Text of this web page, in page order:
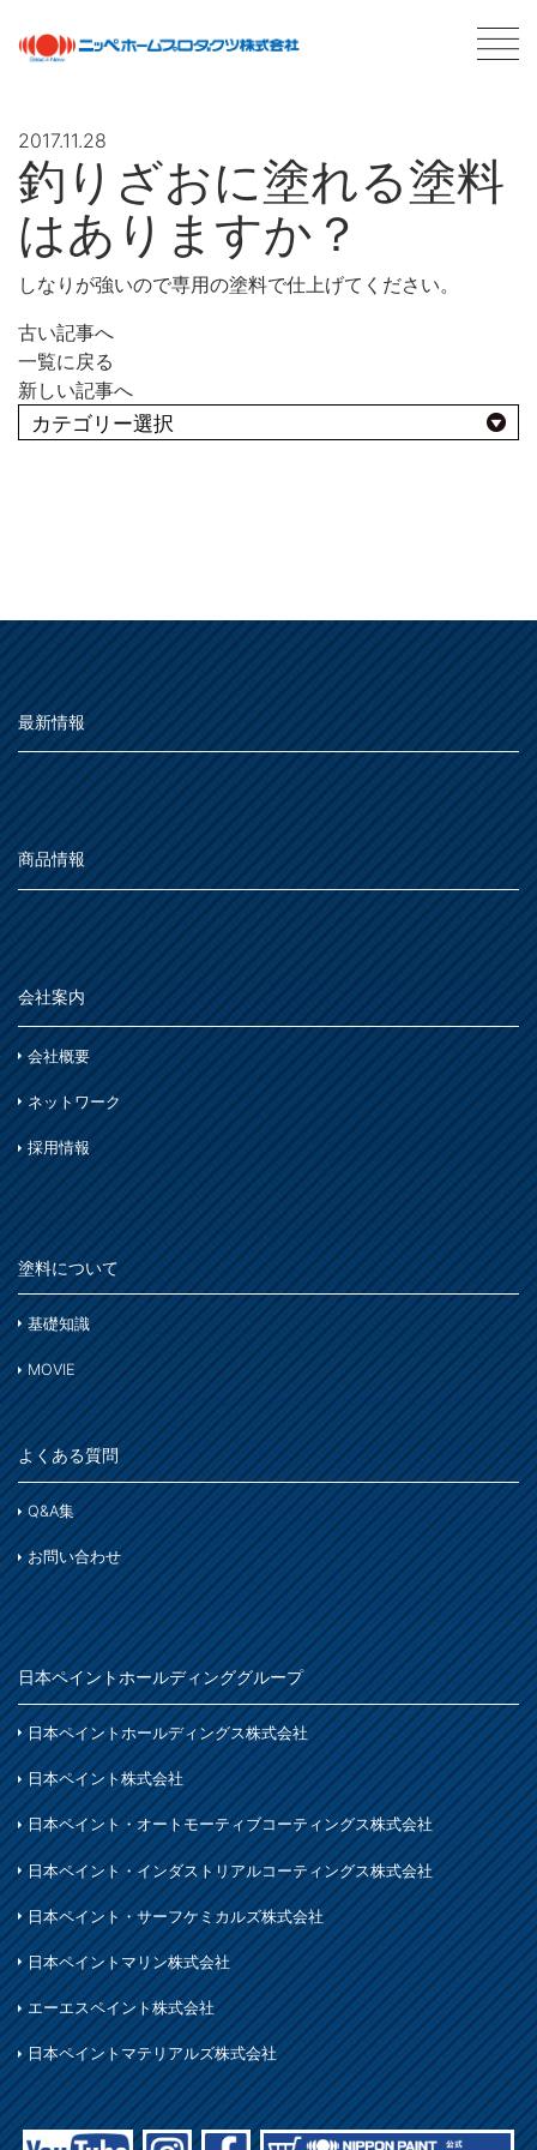
最新情報 NEWS
商品情報 PRODUCTS
会社案内
会社概要
ネットワーク
採用情報
よくある質問 FAQ
Q&A集
用語集
お問い合わせ
SDGsについて SDGs
SDGsへの取り組み
活動内容
SDSお問い合わせ SDS
個人情報について PRIVACY POLICY
オンラインショップ ONLINE SHOP
2017.11.28
釣りざおに塗れる塗料
はありますか？
しなりが強いので専用の塗料で仕上げてください。
古い記事へ
一覧に戻る
新しい記事へ
その他
仕様
木部
鉄部・プラスチック製品
屋根
トタン屋根
セメント・ベスト瓦屋根
木部
プラスチック製品
外壁・塀
コンクリート壁・リシン壁・サイディング壁・ブロック壁
石材・タイル
木部
コンクリート基礎
門扉・手すり・ドア・雨戸
木部
鉄部
アルミ
ステンレス
コンクリート
床・ベランダ・屋上
コンクリート床・アスファルト
ガーデン
プラスチック製品
木部
鉄製品
着色
ホビー・工作
石材・タイル
着色
木部
屋内
その他
浴室
石材・タイル
ステンレス
室内壁・天井
ビニール壁紙・石膏ボード
砂壁・繊維壁
コンクリート・モルタル壁
木部
浴室
窓枠・ドア・棚
木部
鉄部
アルミ
家具・電化製品
木部
ホビー・工作
木部
鉄部
紙・発泡スチロール
その他
ガーデン
着色
種類別
うすめ液
その他
下地処理・塗装関連・その他
水性多用途
室内壁・浴室
鉄部・木部・アルミ(油性)
さび止め
トタン屋根
かわら屋根
コンクリート床・アスファルト
外壁・塀
ガーデン木部
木部ステイン・ニス・ワックス
スプレー
ホビー・工作
塗装用具
用語集
あ
か
さ
た
な
は
ま
や
ら
わ
シーン別
雨天
木に塗る
最新情報
商品情報
会社案内
会社概要
ネットワーク
採用情報
塗料について
基礎知識
MOVIE
よくある質問
Q&A集
お問い合わせ
日本ペイントホールディンググループ
日本ペイントホールディングス株式会社
日本ペイント株式会社
日本ペイント・オートモーティブコーティングス株式会社
日本ペイント・インダストリアルコーティングス株式会社
日本ペイント・サーフケミカルズ株式会社
日本ペイントマリン株式会社
エーエスペイント株式会社
日本ペイントマテリアルズ株式会社